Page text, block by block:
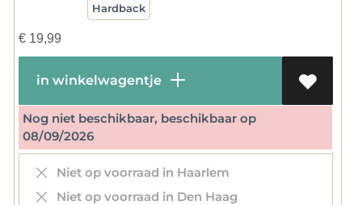
Hardback
€19,99
in winkelwagentje
Nog niet beschikbaar, beschikbaar op
08/09/2026
Niet op voorraad in Haarlem
Niet op voorraad in Den Haag